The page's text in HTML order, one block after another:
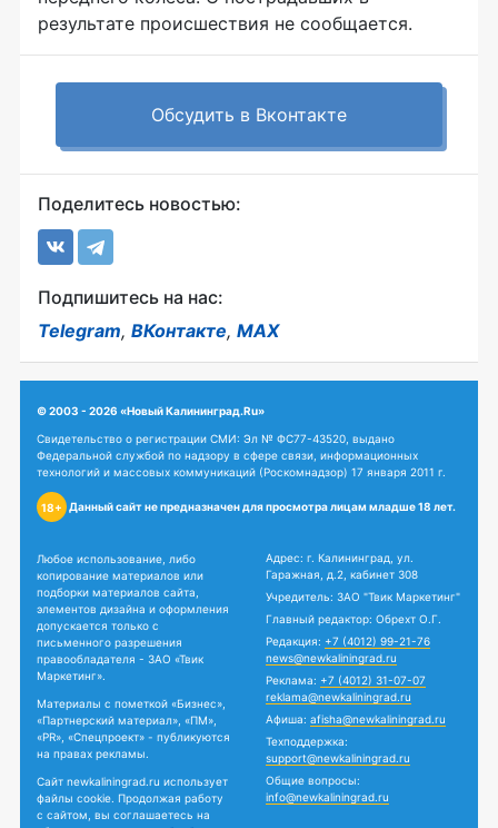
результате происшествия не сообщается.
Обсудить в Вконтакте
Поделитесь новостью:
Подпишитесь на нас:
Telegram, ВКонтакте, MAX
© 2003 - 2026 «Новый Калининград.Ru»
Свидетельство о регистрации СМИ: Эл № ФС77-43520, выдано
Федеральной службой по надзору в сфере связи, информационных
технологий и массовых коммуникаций (Роскомнадзор) 17 января 2011 г.
18+ Данный сайт не предназначен для просмотра лицам младше 18 лет.
Любое использование, либо
копирование материалов или
подборки материалов сайта,
элементов дизайна и оформления
допускается только с
письменного разрешения
правообладателя - ЗАО «Твик
Маркетинг».
Материалы с пометкой «Бизнес»,
«Партнерский материал», «ПМ»,
«PR», «Спецпроект» - публикуются
на правах рекламы.
Сайт newkaliningrad.ru использует
файлы cookie. Продолжая работу
с сайтом, вы соглашаетесь на
Адрес: г. Калининград, ул.
Гаражная, д.2, кабинет 308
Учредитель: ЗАО "Твик Маркетинг"
Главный редактор: Обрехт О.Г.
Редакция: +7 (4012) 99-21-76
news@newkaliningrad.ru
Реклама: +7 (4012) 31-07-07
reklama@newkaliningrad.ru
Афиша: afisha@newkaliningrad.ru
Техподдержка:
support@newkaliningrad.ru
Общие вопросы:
info@newkaliningrad.ru